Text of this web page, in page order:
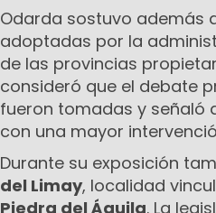
Odarda sostuvo además
adoptadas por la
de las provincias
consideró que el debate
fueron tomadas y señaló
con una mayor
Durante su exposición
del Limay, localidad
Piedra del Águila. La